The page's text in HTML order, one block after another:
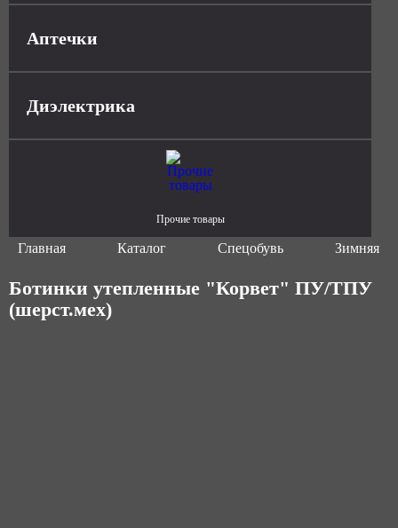
Аптечки
Диэлектрика
Прочие товары
Главная Каталог Спецобувь Зимняя
Ботинки утепленные "Корвет" ПУ/ТПУ
(шерст.мех)